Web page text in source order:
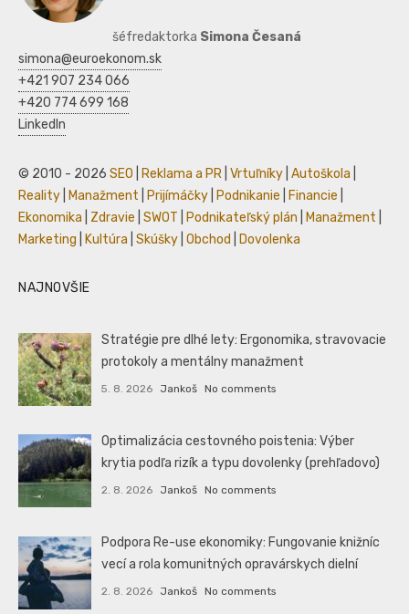
šéfredaktorka Simona Česaná
simona@euroekonom.sk
+421 907 234 066
+420 774 699 168
LinkedIn
© 2010 - 2026 SEO Reklama a PR Vrtuľníky Autoškola
Reality
Manažment Prijímáčky Podnikanie Financie
Ekonomika
Zdravie SWOT Podnikateľský plán Manažment
Marketing
Kultúra Skúšky Obchod Dovolenka
NAJNOVŠIE
Stratégie pre dlhé lety: Ergonomika, stravovacie
protokoly a mentálny manažment
5. 8. 2026 Jankoš No comments
Optimalizácia cestovného poistenia: Výber
krytia podľa rizík a typu dovolenky (prehľadovo)
2. 8. 2026 Jankoš No comments
Podpora Re-use ekonomiky: Fungovanie knižníc
vecí a rola komunitných opravárskych dielní
2. 8. 2026 Jankoš No comments